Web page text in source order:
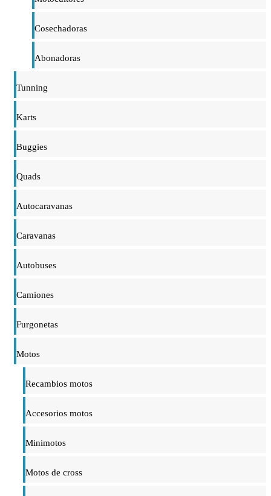
Cosechadoras
Abonadoras
Tunning
Karts
Buggies
Quads
Autocaravanas
Caravanas
Autobuses
Camiones
Furgonetas
Motos
Recambios motos
Accesorios motos
Minimotos
Motos de cross